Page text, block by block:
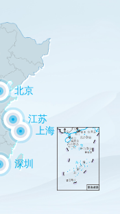
上海
江苏
北京
深圳